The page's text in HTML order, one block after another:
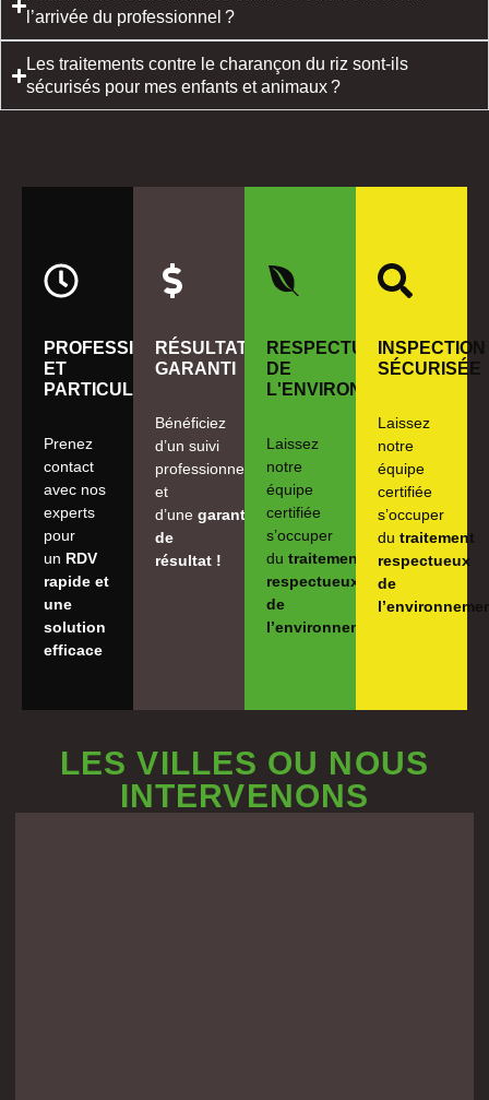
l’arrivée du professionnel ?
Les traitements contre le charançon du riz sont-ils
sécurisés pour mes enfants et animaux ?
PROFESSIONNELS
ET
PARTICULIERS
Prenez
contact
avec nos
experts
pour
un RDV
rapide et
une
solution
efficace
RÉSULTAT
GARANTI
Bénéficiez
d’un suivi
professionnel
et
d’une garantie
de
résultat !
RESPECTUEUX
DE
L'ENVIRONNEMENT
Laissez
notre
équipe
certifiée
s’occuper
du traitement
respectueux
de
l’environnement
INSPECTION
SÉCURISÉE
Laissez
notre
équipe
certifiée
s’occuper
du traitement
respectueux
de
LES VILLES OU NOUS
INTERVENONS